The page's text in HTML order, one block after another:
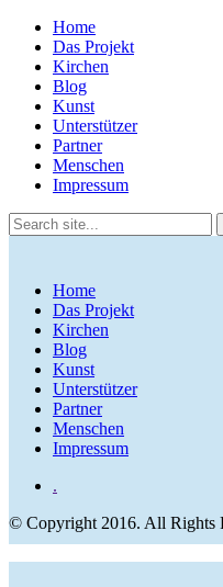
Home
Das Projekt
Kirchen
Blog
Kunst
Unterstützer
Partner
Menschen
Impressum
Home
Das Projekt
Kirchen
Blog
Kunst
Unterstützer
Partner
Menschen
Impressum
.
© Copyright 2016. All Rights